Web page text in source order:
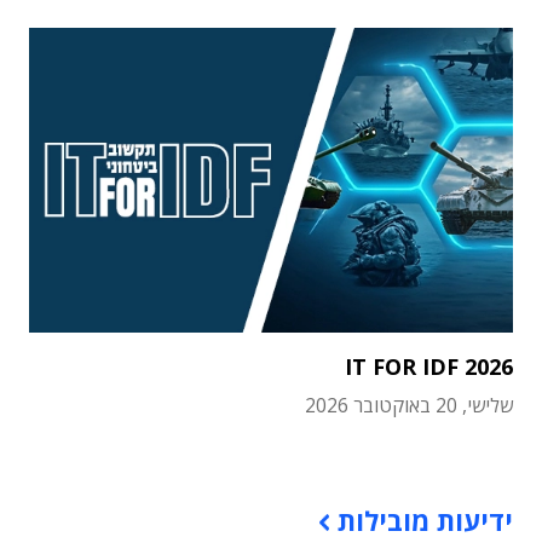
IT FOR IDF 2026
שלישי, 20 באוקטובר 2026
ידיעות מובילות